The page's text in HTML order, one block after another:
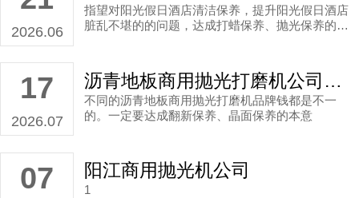
2026.06
指望对阳光假日酒店清洁保养，提升阳光假日酒店
脏乱不堪的的问题，达成打蜡保养、抛光保养的中
17
2026.07
沥青地板商用抛光打磨机公司直销多少钱？
不同的沥青地板商用抛光打磨机品牌钱都是不一
的。一定要达成翻新保养、晶面保养的本意
07 阳江商用抛光机公司
1